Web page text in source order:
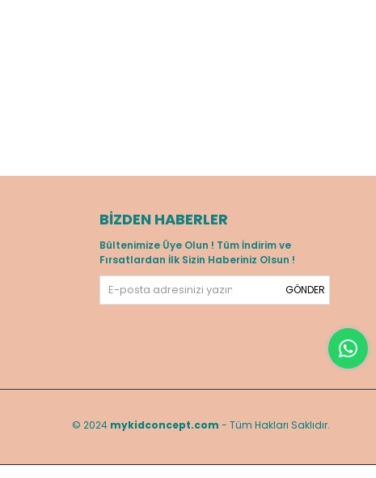
BIZDEN HABERLER
Bültenimize Üye Olun ! Tüm İndirim ve
Fırsatlardan İlk Sizin Haberiniz Olsun !
GÖNDER
© 2024 mykidconcept.com - Tüm Hakları Saklıdır.